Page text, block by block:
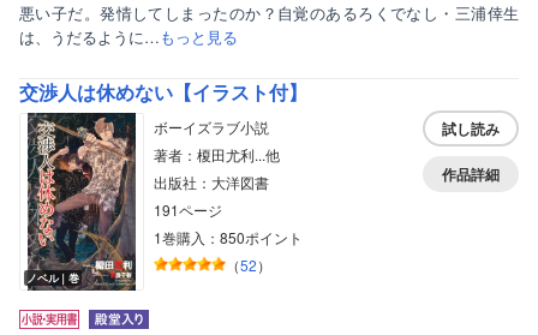
悪い子だ。発情してしまったのか？自覚のあるろくでなし・三浦倖生
は、うだるように…もっと見る
交渉人は休めない【イラスト付】
ノベル｜巻
ボーイズラブ小説
著者：榎田尤利...他
出版社：大洋図書
191ページ
1巻購入：850ポイント
（52）
試し読み
作品詳細